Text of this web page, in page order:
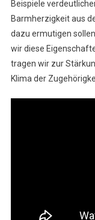
Beispiele
Barmherzigkeit aus
dazu ermutigen
wir diese
tragen wir zur
Klima der